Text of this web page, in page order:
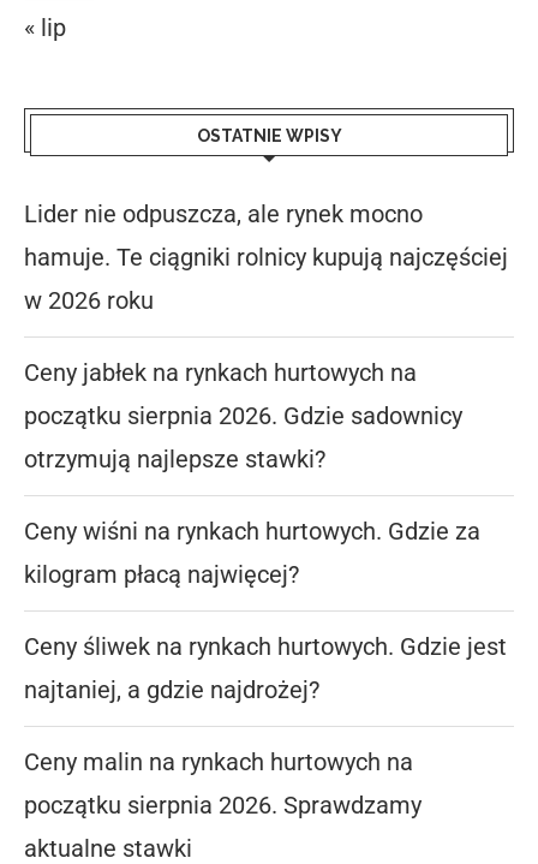
« lip
OSTATNIE WPISY
Lider nie odpuszcza, ale rynek mocno
hamuje. Te ciągniki rolnicy kupują najczęściej
w 2026 roku
Ceny jabłek na rynkach hurtowych na
początku sierpnia 2026. Gdzie sadownicy
otrzymują najlepsze stawki?
Ceny wiśni na rynkach hurtowych. Gdzie za
kilogram płacą najwięcej?
Ceny śliwek na rynkach hurtowych. Gdzie jest
najtaniej, a gdzie najdrożej?
Ceny malin na rynkach hurtowych na
początku sierpnia 2026. Sprawdzamy
aktualne stawki